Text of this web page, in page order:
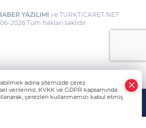
YAZILIMI ve TURKTICARET.NET
2026 Tüm hakları saklıdır.
adına sitemizde çerez
verileriniz, KVKK ve GDPR kapsamında
çerezleri kullanmamızı kabul etmiş